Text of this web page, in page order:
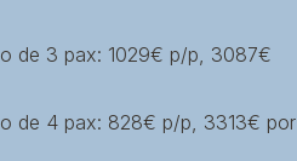
de 3 pax: 1029€ p/p, 3087€
de 4 pax: 828€ p/p, 3313€ por